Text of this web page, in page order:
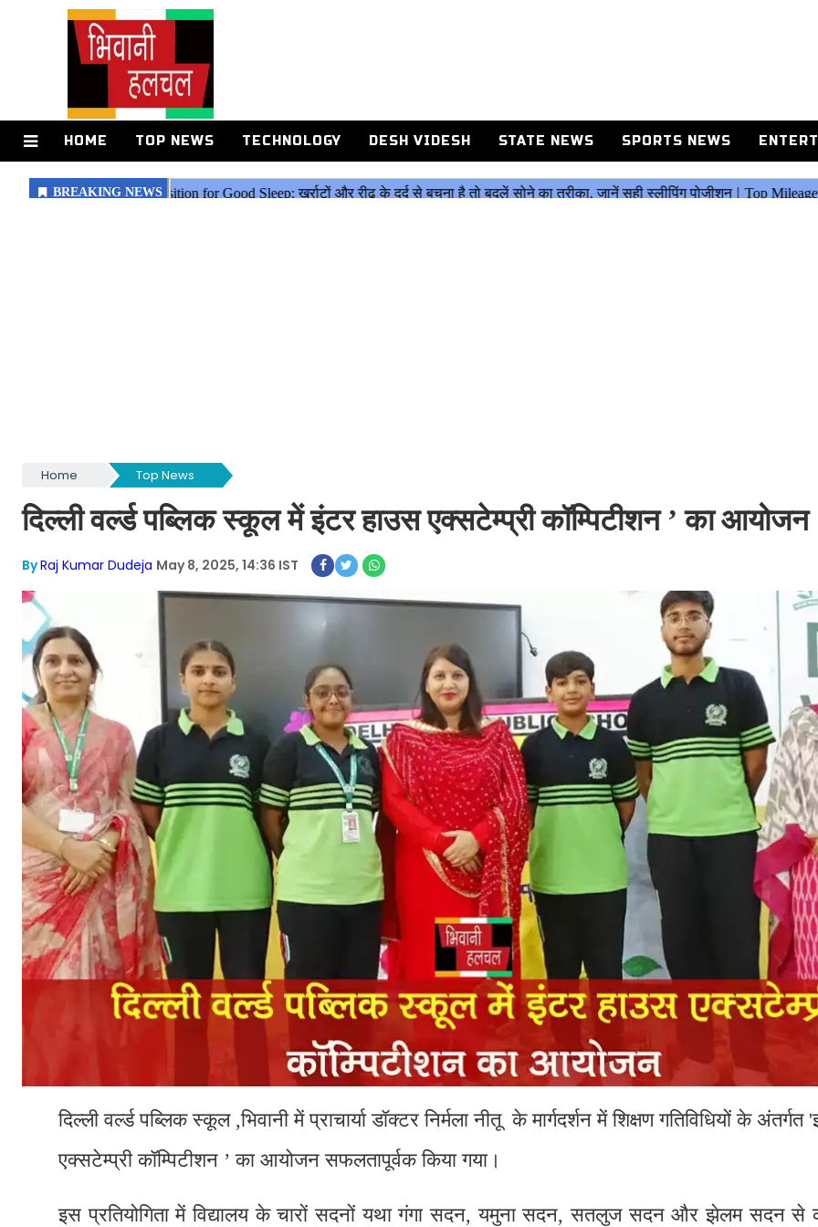
HOME TOP NEWS TECHNOLOGY DESH VIDESH STATE NEWS SPORTS NEWS
Home Top News
दिल्ली वर्ल्ड पब्लिक स्कूल में इंटर हाउस एक्सटेम्प्री कॉम्पिटीशन ’ का आयोजन
ByRaj Kumar Dudeja May 8, 2025, 14:36 IST
दिल्ली वर्ल्ड पब्लिक स्कूल ,भिवानी में प्राचार्या डॉक्टर निर्मला नीतू के मार्गदर्शन में शिक्षण गतिविधियों के
एक्सटेम्प्री कॉम्पिटीशन ’ का आयोजन सफलतापूर्वक किया गया।
इस प्रतियोगिता में विद्यालय के चारों सदनों यथा गंगा सदन, यमुना सदन, सतलुज सदन और झेलम सदन से